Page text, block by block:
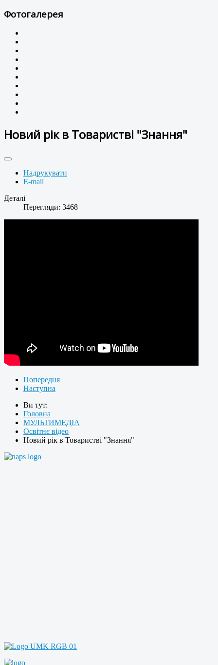
Фотогалерея
Новий рік в Товаристві "Знання"
Надрукувати
E-mail
Деталі
Перегляди: 3468
Попередня
Наступна
Ви тут:
Головна
МУЛЬТИМЕДІА
Освітнє відео
Новий рік в Товаристві "Знання"